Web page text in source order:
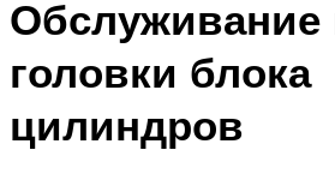
Обслуживание
головки блока
цилиндров